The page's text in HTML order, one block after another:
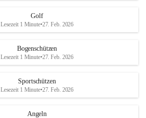
Golf
Lesezeit 1 Minute•27. Feb. 2026
Bogenschützen
Lesezeit 1 Minute•27. Feb. 2026
Sportschützen
Lesezeit 1 Minute•27. Feb. 2026
Angeln